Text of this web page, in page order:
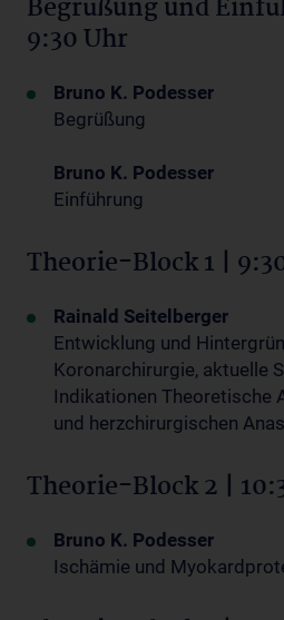
Begrüßung und
9:30 Uhr
Bruno K. Podesser
Begrüßung
Bruno K. Podesser
Einführung
Theorie-Block 1 |
Rainald Seitelberger
Entwicklung und
Koronarchirurgie, aktuelle
Indikationen Theoretische
und herzchirurgischen
Theorie-Block 2 |
Bruno K. Podesser
Ischämie und